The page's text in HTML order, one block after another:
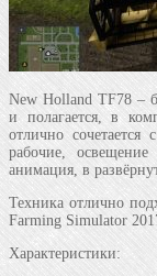
New Holland TF78 –
и полагается, в
отлично
рабочие, освещение
анимация, в
Техника отлично
Farming Simulator
Характеристики: